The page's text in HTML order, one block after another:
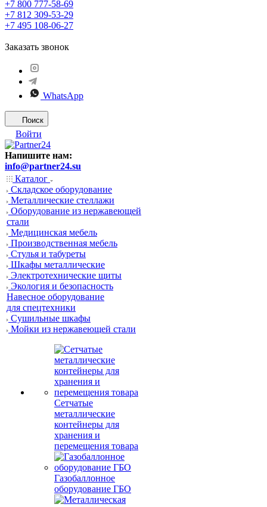
+7 800 777-58-69
+7 812 309-53-29
+7 495 108-06-27
Заказать звонок
WhatsApp
Поиск
Войти
Напишите нам:
info@partner24.su
Каталог
Складское оборудование
Металлические стеллажи
Оборудование из нержавеющей
стали
Медицинская мебель
Производственная мебель
Стулья и табуреты
Шкафы металлические
Электротехнические щиты
Экология и безопасность
Навесное оборудование
для спецтехники
Сушильные шкафы
Мойки из нержавеющей стали
Сетчатые
металлические
контейнеры для
хранения и
перемещения товара
Газобаллонное
оборудование ГБО